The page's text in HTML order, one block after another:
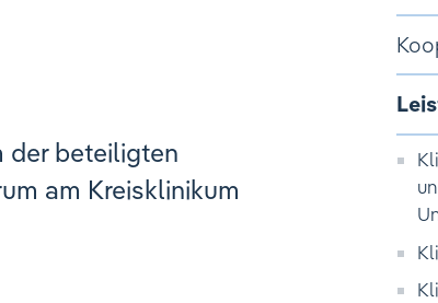
der beteiligten
am Kreisklinikum